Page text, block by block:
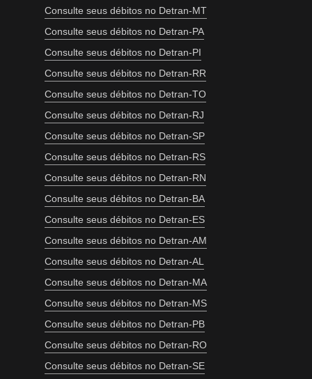
Consulte seus débitos no Detran-MT
Consulte seus débitos no Detran-PA
Consulte seus débitos no Detran-PI
Consulte seus débitos no Detran-RR
Consulte seus débitos no Detran-TO
Consulte seus débitos no Detran-RJ
Consulte seus débitos no Detran-SP
Consulte seus débitos no Detran-RS
Consulte seus débitos no Detran-RN
Consulte seus débitos no Detran-BA
Consulte seus débitos no Detran-ES
Consulte seus débitos no Detran-AM
Consulte seus débitos no Detran-AL
Consulte seus débitos no Detran-MA
Consulte seus débitos no Detran-MS
Consulte seus débitos no Detran-PB
Consulte seus débitos no Detran-RO
Consulte seus débitos no Detran-SE